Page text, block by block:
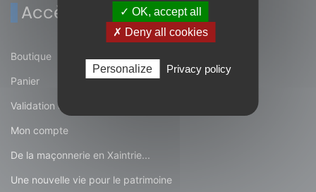
Accès rapide
Boutique
Panier
Validation de la commande
Mon compte
De la maçonnerie en Xaintrie...
Une nouvelle vie pour le patrimoine
✓ OK, accept all
✗ Deny all cookies
Personalize Privacy policy